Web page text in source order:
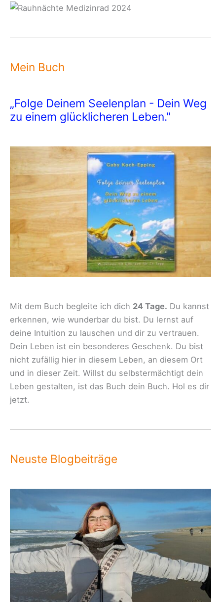
Mein Buch
„Folge Deinem Seelenplan - Dein Weg
zu einem glücklicheren Leben."
Mit dem Buch begleite ich dich 24 Tage. Du kannst
erkennen, wie wunderbar du bist. Du lernst auf
deine Intuition zu lauschen und dir zu vertrauen.
Dein Leben ist ein besonderes Geschenk. Du bist
nicht zufällig hier in diesem Leben, an diesem Ort
und in dieser Zeit. Willst du selbstermächtigt dein
Leben gestalten, ist das Buch dein Buch. Hol es dir
jetzt.
Neuste Blogbeiträge